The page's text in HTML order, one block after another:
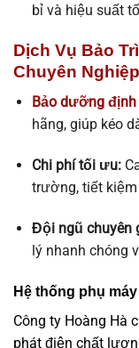
bỉ và hiệu suất
Dịch Vụ Bảo
Chuyên Nghiệp
Bảo dưỡng
hãng, giúp kéo
Chi phí tối ưu:
trường, tiết
Đội ngũ chuyên
lý nhanh chóng
Hệ thống phụ
Công ty Hoàng Hà
phát điện chất